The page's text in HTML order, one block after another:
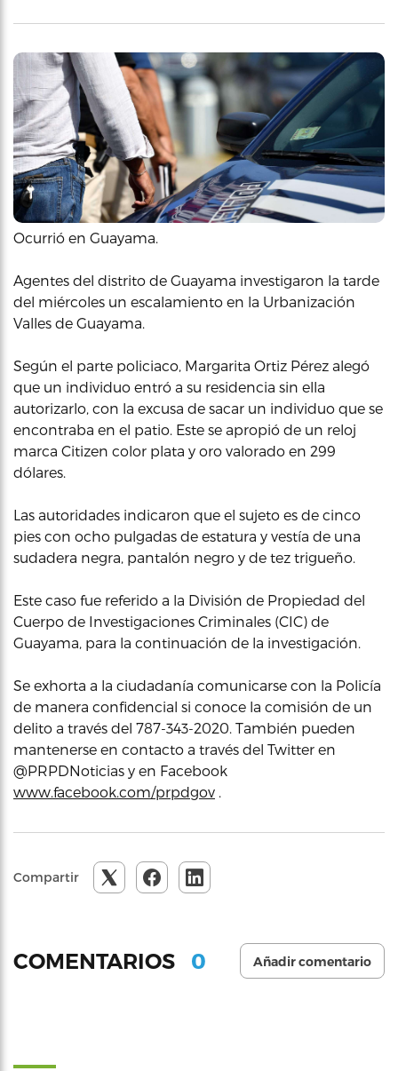
Ocurrió en Guayama.
Agentes del distrito de Guayama investigaron la tarde
del miércoles un escalamiento en la Urbanización
Valles de Guayama.
Según el parte policiaco, Margarita Ortiz Pérez alegó
que un individuo entró a su residencia sin ella
autorizarlo, con la excusa de sacar un individuo que se
encontraba en el patio. Este se apropió de un reloj
marca Citizen color plata y oro valorado en 299
dólares.
Las autoridades indicaron que el sujeto es de cinco
pies con ocho pulgadas de estatura y vestía de una
sudadera negra, pantalón negro y de tez trigueño.
Este caso fue referido a la División de Propiedad del
Cuerpo de Investigaciones Criminales (CIC) de
Guayama, para la continuación de la investigación.
Se exhorta a la ciudadanía comunicarse con la Policía
de manera confidencial si conoce la comisión de un
delito a través del 787-343-2020. También pueden
mantenerse en contacto a través del Twitter en
@PRPDNoticias y en Facebook
www.facebook.com/prpdgov .
Compartir
COMENTARIOS 0 Añadir comentario